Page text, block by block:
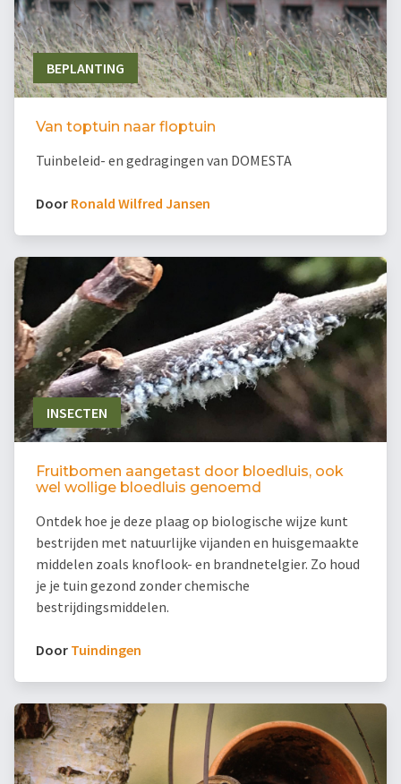
BEPLANTING
Van toptuin naar floptuin
Tuinbeleid- en gedragingen van DOMESTA
Door Ronald Wilfred Jansen
INSECTEN
Fruitbomen aangetast door bloedluis, ook
wel wollige bloedluis genoemd
Ontdek hoe je deze plaag op biologische wijze kunt
bestrijden met natuurlijke vijanden en huisgemaakte
middelen zoals knoflook- en brandnetelgier. Zo houd
je je tuin gezond zonder chemische
bestrijdingsmiddelen.
Door Tuindingen